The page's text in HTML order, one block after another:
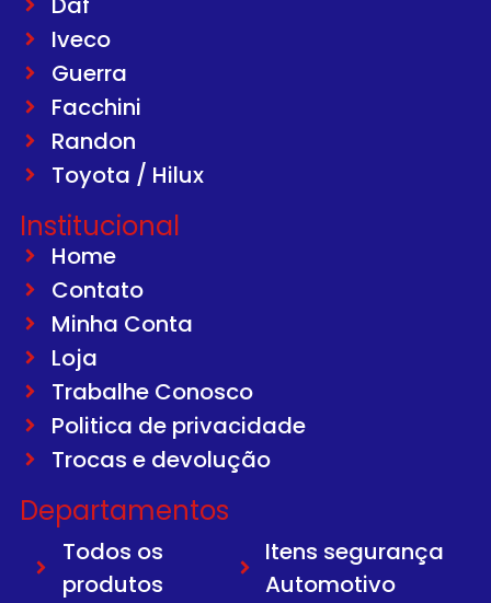
Iveco
Guerra
Facchini
Randon
Toyota / Hilux
Institucional
Home
Contato
Minha Conta
Loja
Trabalhe Conosco
Politica de privacidade
Trocas e devolução
Departamentos
Todos os
produtos
Itens segurança
Automotivo